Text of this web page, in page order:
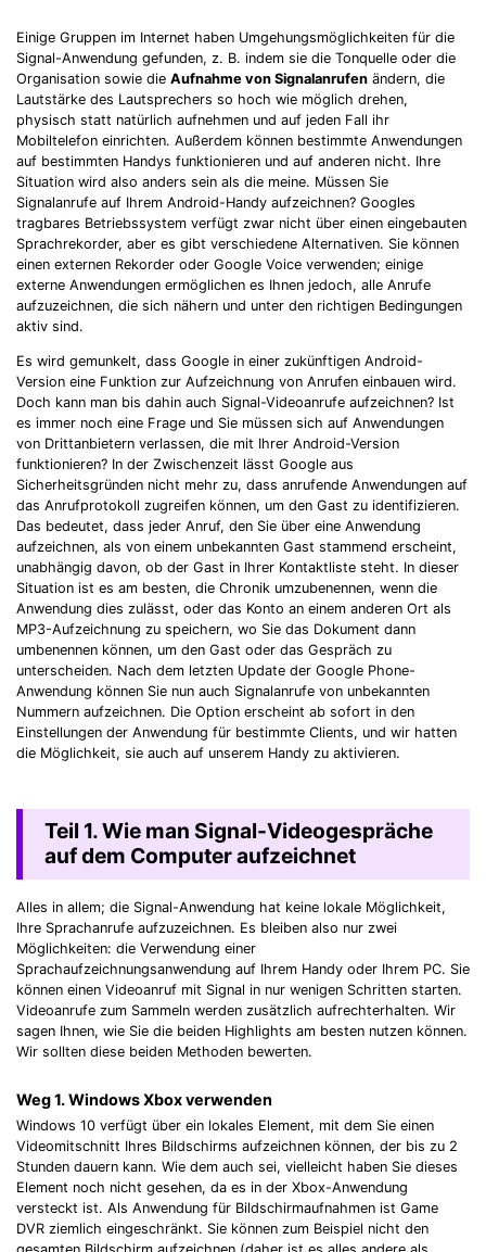
Einige Gruppen im Internet haben Umgehungsmöglichkeiten für die
Signal-Anwendung gefunden, z. B. indem sie die Tonquelle oder die
Organisation sowie die Aufnahme von Signalanrufen ändern, die
Lautstärke des Lautsprechers so hoch wie möglich drehen,
physisch statt natürlich aufnehmen und auf jeden Fall ihr
Mobiltelefon einrichten. Außerdem können bestimmte Anwendungen
auf bestimmten Handys funktionieren und auf anderen nicht. Ihre
Situation wird also anders sein als die meine. Müssen Sie
Signalanrufe auf Ihrem Android-Handy aufzeichnen? Googles
tragbares Betriebssystem verfügt zwar nicht über einen eingebauten
Sprachrekorder, aber es gibt verschiedene Alternativen. Sie können
einen externen Rekorder oder Google Voice verwenden; einige
externe Anwendungen ermöglichen es Ihnen jedoch, alle Anrufe
aufzuzeichnen, die sich nähern und unter den richtigen Bedingungen
aktiv sind.
Es wird gemunkelt, dass Google in einer zukünftigen Android-
Version eine Funktion zur Aufzeichnung von Anrufen einbauen wird.
Doch kann man bis dahin auch Signal-Videoanrufe aufzeichnen? Ist
es immer noch eine Frage und Sie müssen sich auf Anwendungen
von Drittanbietern verlassen, die mit Ihrer Android-Version
funktionieren? In der Zwischenzeit lässt Google aus
Sicherheitsgründen nicht mehr zu, dass anrufende Anwendungen auf
das Anrufprotokoll zugreifen können, um den Gast zu identifizieren.
Das bedeutet, dass jeder Anruf, den Sie über eine Anwendung
aufzeichnen, als von einem unbekannten Gast stammend erscheint,
unabhängig davon, ob der Gast in Ihrer Kontaktliste steht. In dieser
Situation ist es am besten, die Chronik umzubenennen, wenn die
Anwendung dies zulässt, oder das Konto an einem anderen Ort als
MP3-Aufzeichnung zu speichern, wo Sie das Dokument dann
umbenennen können, um den Gast oder das Gespräch zu
unterscheiden. Nach dem letzten Update der Google Phone-
Anwendung können Sie nun auch Signalanrufe von unbekannten
Nummern aufzeichnen. Die Option erscheint ab sofort in den
Einstellungen der Anwendung für bestimmte Clients, und wir hatten
die Möglichkeit, sie auch auf unserem Handy zu aktivieren.
Teil 1. Wie man Signal-Videogespräche
auf dem Computer aufzeichnet
Alles in allem; die Signal-Anwendung hat keine lokale Möglichkeit,
Ihre Sprachanrufe aufzuzeichnen. Es bleiben also nur zwei
Möglichkeiten: die Verwendung einer
Sprachaufzeichnungsanwendung auf Ihrem Handy oder Ihrem PC. Sie
können einen Videoanruf mit Signal in nur wenigen Schritten starten.
Videoanrufe zum Sammeln werden zusätzlich aufrechterhalten. Wir
sagen Ihnen, wie Sie die beiden Highlights am besten nutzen können.
Wir sollten diese beiden Methoden bewerten.
Weg 1. Windows Xbox verwenden
Windows 10 verfügt über ein lokales Element, mit dem Sie einen
Videomitschnitt Ihres Bildschirms aufzeichnen können, der bis zu 2
Stunden dauern kann. Wie dem auch sei, vielleicht haben Sie dieses
Element noch nicht gesehen, da es in der Xbox-Anwendung
versteckt ist. Als Anwendung für Bildschirmaufnahmen ist Game
DVR ziemlich eingeschränkt. Sie können zum Beispiel nicht den